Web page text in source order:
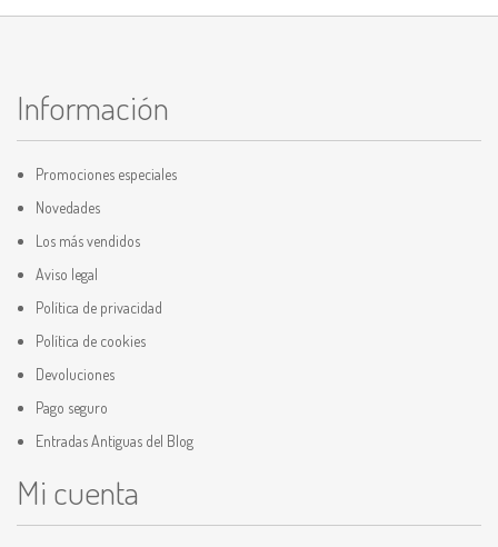
Información
Promociones especiales
Novedades
Los más vendidos
Aviso legal
Política de privacidad
Política de cookies
Devoluciones
Pago seguro
Entradas Antiguas del Blog
Mi cuenta